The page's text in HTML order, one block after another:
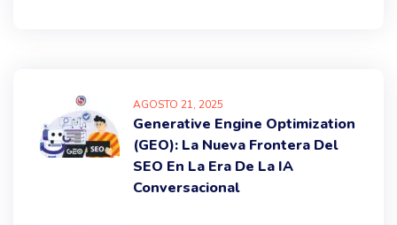
AGOSTO 21, 2025
Generative Engine Optimization
(GEO): La Nueva Frontera Del
SEO En La Era De La IA
Conversacional